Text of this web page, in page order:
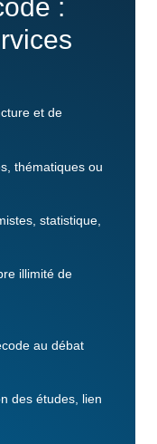
:
et de
thématiques ou
statistique,
illimité de
au débat
des études, lien